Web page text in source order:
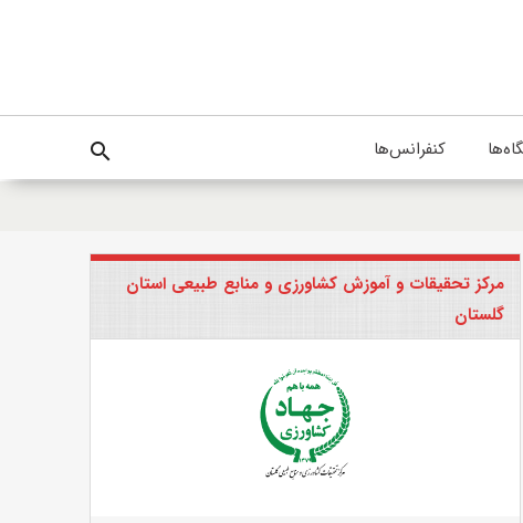
کنفرانس‌ها search
مرکز تحقیقات و آموزش کشاورزی و منابع طبیعی استان
گلستان